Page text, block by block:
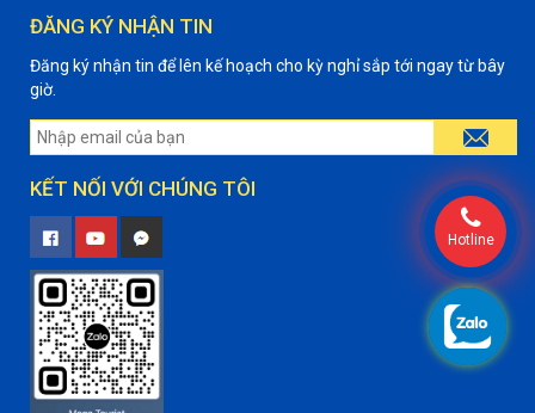
ĐĂNG KÝ NHẬN TIN
Đăng ký nhận tin để lên kế hoạch cho kỳ nghỉ sắp tới ngay từ bây
giờ.
KẾT NỐI VỚI CHÚNG TÔI
Hotline